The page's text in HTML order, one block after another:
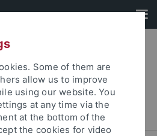
Some of them are
allow us to improve
using our website. You
at any time via the
at the bottom of the
the cookies for video